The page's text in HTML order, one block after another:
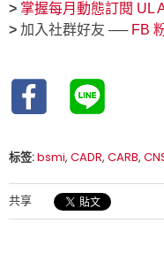
> 掌握每月動態訂閱 UL
> 加入社群好友 ── FB
标签:bsmi, CADR, CARB,
共享